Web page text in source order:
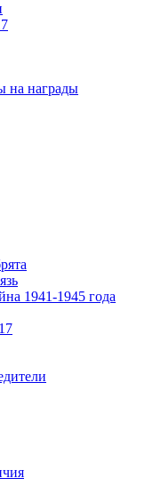
на награды
1941-1945 года